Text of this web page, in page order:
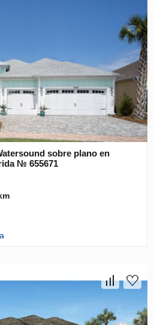
sobre plano en
№ 655671